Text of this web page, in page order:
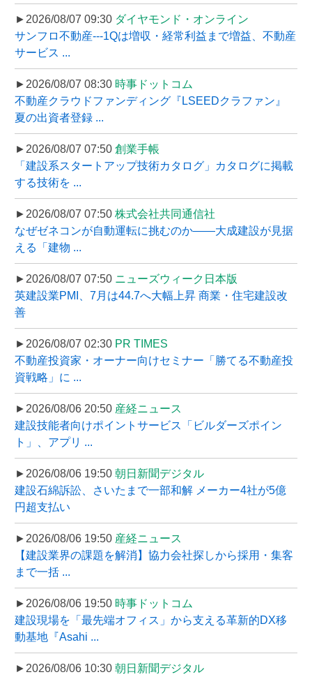
►2026/08/07 09:30 ダイヤモンド・オンライン
サンフロ不動産---1Qは増収・経常利益まで増益、不動産
サービス ...
►2026/08/07 08:30 時事ドットコム
不動産クラウドファンディング『LSEEDクラファン』
夏の出資者登録 ...
►2026/08/07 07:50 創業手帳
「建設系スタートアップ技術カタログ」カタログに掲載
する技術を ...
►2026/08/07 07:50 株式会社共同通信社
なぜゼネコンが自動運転に挑むのか――大成建設が見据
える「建物 ...
►2026/08/07 07:50 ニューズウィーク日本版
英建設業PMI、7月は44.7へ大幅上昇 商業・住宅建設改
善
►2026/08/07 02:30 PR TIMES
不動産投資家・オーナー向けセミナー「勝てる不動産投
資戦略」に ...
►2026/08/06 20:50 産経ニュース
建設技能者向けポイントサービス「ビルダーズポイン
ト」、アプリ ...
►2026/08/06 19:50 朝日新聞デジタル
建設石綿訴訟、さいたまで一部和解 メーカー4社が5億
円超支払い
►2026/08/06 19:50 産経ニュース
【建設業界の課題を解消】協力会社探しから採用・集客
まで一括 ...
►2026/08/06 19:50 時事ドットコム
建設現場を「最先端オフィス」から支える革新的DX移
動基地『Asahi ...
►2026/08/06 10:30 朝日新聞デジタル